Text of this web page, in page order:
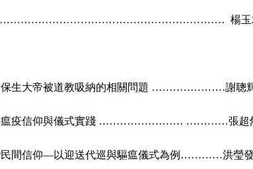
……………………………………………………… 楊
生大帝被道教吸納的相關問題 …………………謝聰
疫信仰與儀式實踐 …………………… …………張超
民間信仰—以迎送代巡與驅瘟儀式為例…………洪瑩發